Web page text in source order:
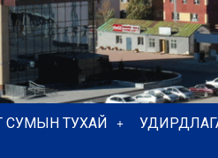
СУМЫН ТУХАЙ